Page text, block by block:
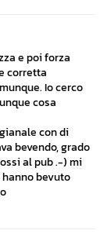
e poi forza
corretta
Io cerco
cosa
con di
bevendo, grado
al pub .-) mi
bevuto